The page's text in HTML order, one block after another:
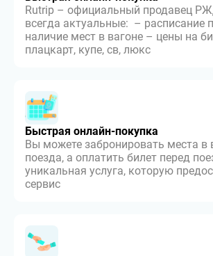
Rutrip – официальный продавец
всегда актуальные: – расписание
наличие мест в вагоне – цены на
плацкарт, купе, св, люкс
Быстрая онлайн-покупка
Вы можете забронировать места в
поезда, а оплатить билет перед
уникальная услуга, которую
сервис